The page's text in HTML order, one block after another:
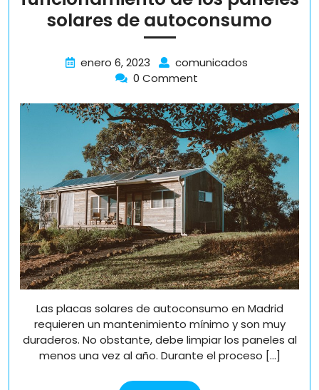
solares de autoconsumo
los
de
enero 6, 2023 enero
6,
comunicados
de
los
paneles
solares
de
0 Comment
Las placas solares de autoconsumo en Madrid
requieren un mantenimiento mínimo y son muy
duraderos. No obstante, debe limpiar los paneles al
menos una vez al año. Durante el proceso [...]